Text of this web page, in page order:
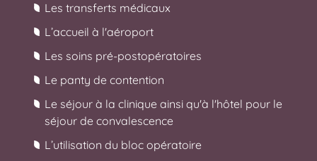
Les transferts médicaux
L’accueil à l'aéroport
Les soins pré-postopératoires
Le panty de contention
Le séjour à la clinique ainsi qu'à l'hôtel pour le
séjour de convalescence
L’utilisation du bloc opératoire